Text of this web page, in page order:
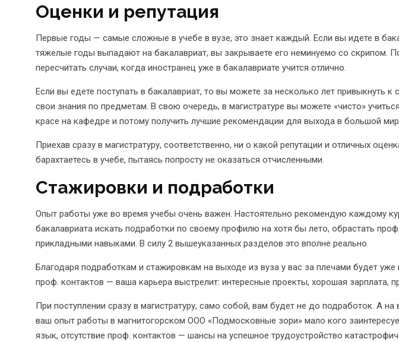
Оценки и репутация
Первые годы — самые сложные в учебе в вузе, это знает каждый. Если вы идете в
тяжелые годы выпадают на бакалавриат, вы закрываете его неминуемо со скрипом.
пересчитать случаи, когда иностранец уже в бакалавриате учится отлично.
Если вы едете поступать в бакалавриат, то вы можете за несколько лет привыкнуть к
свои знания по предметам. В свою очередь, в магистратуре вы можете «чисто»
красе на кафедре и потому получить лучшие рекомендации для выхода в большой
Приехав сразу в магистратуру, соответственно, ни о какой репутации и отличных
барахтаетесь в учебе, пытаясь попросту не оказаться отчисленными.
Стажировки и подработки
Опыт работы уже во время учебы очень важен. Настоятельно рекомендую каждому
бакалавриата искать подработки по своему профилю на хотя бы лето, обрастать
прикладными навыками. В силу 2 вышеуказанных разделов это вполне реально.
Благодаря подработкам и стажировкам на выходе из вуза у вас за плечами будет уже
проф. контактов — ваша карьера выстрелит: интересные проекты, хорошая зарплата,
При поступлении сразу в магистратуру, само собой, вам будет не до подработок. А на
ваш опыт работы в магнитогорском ООО «Подмосковные зори» мало кого
язык, отсутствие проф. контактов — шансы на успешное трудоустройство